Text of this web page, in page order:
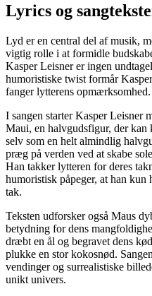
Lyrics og
Lyd er en central del af musik,
vigtig rolle i at formidle
Kasper Leisner er ingen
humoristiske twist formår
fanger lytterens opmærksomhed.
I sangen starter Kasper Leisner
Maui, en halvgudsfigur, der kan
selv som en helt almindlig
præg på verden ved at skabe
Han takker lytteren for deres
humoristisk påpeger, at han
tak.
Teksten udforsker også Maus
betydning for dens
dræbt en ål og begravet dens
plukke en stor kokosnød.
vendinger og surrealistiske
unikt univers.